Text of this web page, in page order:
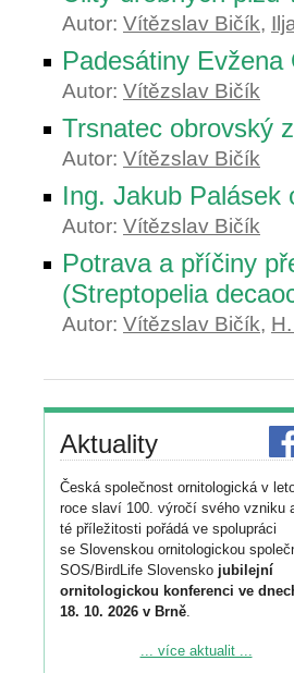
Autor: Vítězslav Bičík,
Padesátiny Evžena
Autor: Vítězslav Bičík
Trsnatec obrovský
Autor: Vítězslav Bičík
Ing. Jakub Palásek
Autor: Vítězslav Bičík
Potrava a příčiny
(Streptopelia
Autor: Vítězslav Bičík,
Aktuality
Česká společnost ornitologická v
roce slaví 100. výročí svého vzniku
té příležitosti pořádá ve spolupráci
se Slovenskou ornitologickou
SOS/BirdLife Slovensko jubilejní
ornitologickou konferenci ve
18. 10. 2026 v Brně.
Podrobnější informace ke konferenci
... více aktualit ...